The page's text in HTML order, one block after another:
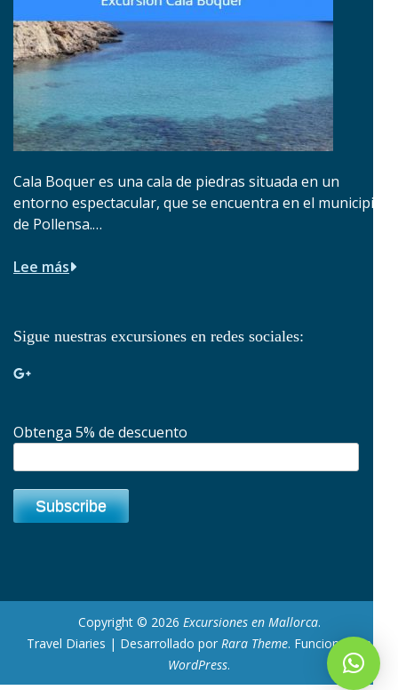
Cala Boquer es una cala de piedras situada en un
entorno espectacular, que se encuentra en el municipio
de Pollensa.…
Lee más
Sigue nuestras excursiones en redes sociales:
Obtenga 5% de descuento
Copyright © 2026 Excursiones en Mallorca.
Travel Diaries | Desarrollado por Rara Theme. Funciona con
WordPress.